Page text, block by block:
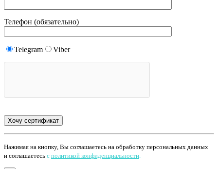
Телефон (обязательно)
Telegram Viber
Нажимая на кнопку, Вы соглашаетесь на обработку персональных данных
и соглашаетесь с политикой конфиденциальности.